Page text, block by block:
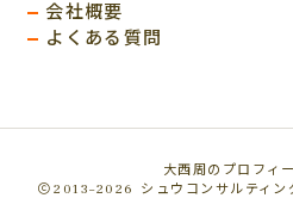
会社概要
よくある質問
大西周のプロフィ
2013–2026 シュウコンサルティ